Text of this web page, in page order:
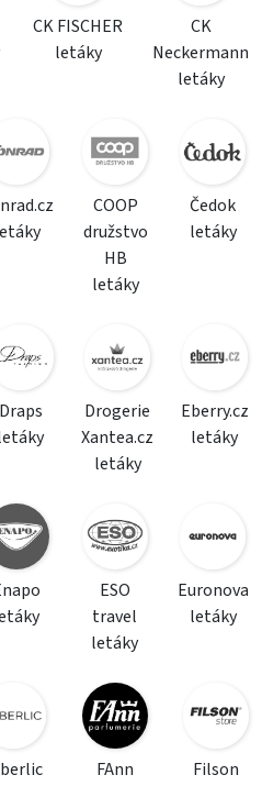
CK FISCHER
letáky
CK
Neckermann
letáky
COOP
družstvo
HB
letáky
Čedok
letáky
Draps
Drogerie
Xantea.cz
letáky
Eberry.cz
letáky
ESO
travel
letáky
Euronova
letáky
FAnn
Filson